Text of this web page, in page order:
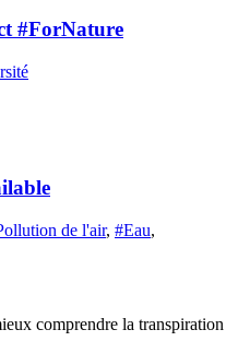
#ForNature
de l'air, #Eau,